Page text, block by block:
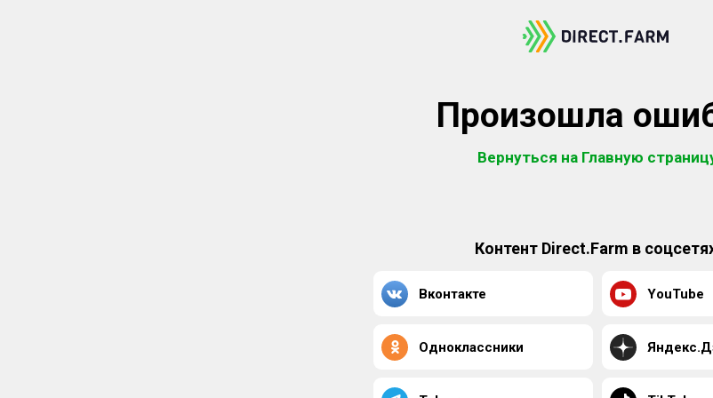
Произошла
Вернуться на Главную
Контент Direct.Farm в
Вконтакте YouTube
Одноклассники